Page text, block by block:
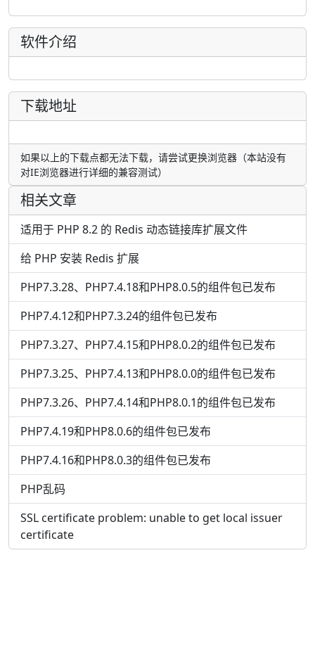
软件介绍
下载地址
如果以上的下载点都无法下载，请尝试更换浏览器（本站没有
对IE浏览器进行详细的兼容测试）
相关文章
适用于 PHP 8.2 的 Redis 动态链接库扩展文件
给 PHP 安装 Redis 扩展
PHP7.3.28、PHP7.4.18和PHP8.0.5的组件包已发布
PHP7.4.12和PHP7.3.24的组件包已发布
PHP7.3.27、PHP7.4.15和PHP8.0.2的组件包已发布
PHP7.3.25、PHP7.4.13和PHP8.0.0的组件包已发布
PHP7.3.26、PHP7.4.14和PHP8.0.1的组件包已发布
PHP7.4.19和PHP8.0.6的组件包已发布
PHP7.4.16和PHP8.0.3的组件包已发布
PHP乱码
SSL certificate problem: unable to get local issuer
certificate